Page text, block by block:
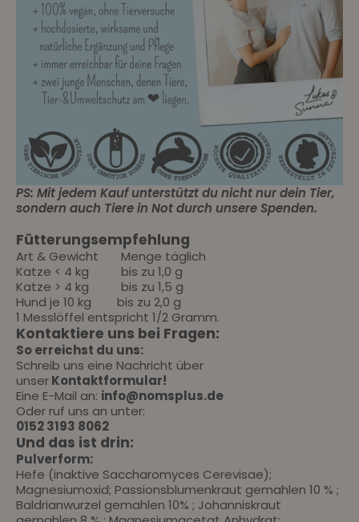
PS: Mit jedem Kauf unterstützt du nicht nur dein Tier,
sondern auch Tiere in Not durch unsere Spenden.
Fütterungsempfehlung
Art & Gewicht
Menge täglich
Katze < 4 kg bis zu 1,0 g
Katze > 4 kg bis zu 1,5 g
Hund je 10 kg bis zu 2,0 g
1 Messlöffel entspricht 1/2 Gramm.
Kontaktiere uns bei Fragen:
So erreichst du uns:
Schreib uns eine Nachricht über
unserKontaktformular!
Eine E-Mail an: info@nomsplus.de
Oder ruf uns an unter:
0152 3193 8062
Und das ist drin:
Pulverform:
Hefe (inaktive Saccharomyces Cerevisae);
Magnesiumoxid; Passionsblumenkraut gemahlen 10 % ;
Baldrianwurzel gemahlen 10% ; Johanniskraut